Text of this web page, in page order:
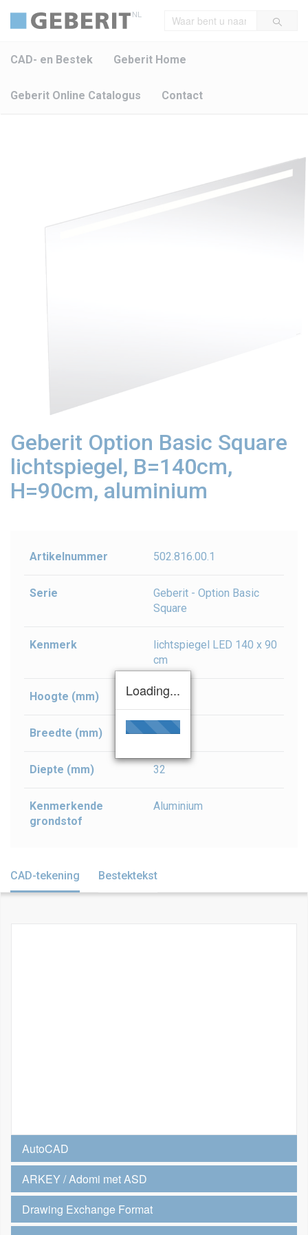
NL
CAD- en Bestek Geberit Home
Geberit Online Catalogus Contact
Geberit Option Basic Square
lichtspiegel, B=140cm,
H=90cm, aluminium
Artikelnummer 502.816.00.1
Serie
Geberit - Option Basic
Square
Kenmerk
lichtspiegel LED 140 x 90
cm
Hoogte (mm) 900
Breedte (mm) 1400
Diepte (mm) 32
Kenmerkende
grondstof
Aluminium
CAD-tekening Bestektekst
AutoCAD
ARKEY / Adomi met ASD
Drawing Exchange Format
Loading...